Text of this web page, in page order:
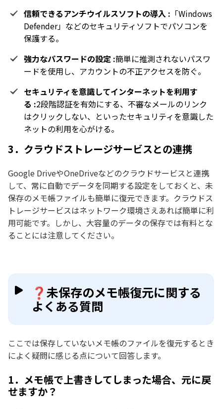
信頼できるアンチウイルスソフトの導入 : 「Windows
Defender」などのセキュリティソフトでパソコンを
保護する。
強力なパスワードの設定 :簡単に推測されないパスワ
ードを使用し、アカウントの不正アクセスを防ぐ。
セキュリティを意識してインターネットを利用す
る :2段階認証を有効にする、不審なメールのリンク
はクリックしない、といったセキュリティを意識した
ネットの利用を心がける。
3．クラウドストレージサービスとの連携
Google DriveやOneDriveなどのクラウドサービスと連携
して、常に自動でデータを同期する設定をしておくと、未
保存のメモ帳ファイルも簡単に復元できます。クラウドス
トレージサービスはネットワーク環境さえあれば簡単に利
用可能です。しかし、大容量のデータの保存では有料とな
ることには注意してください。
❓未保存のメモ帳復元に関する
よくある質問
ここでは保存していないメモ帳のファイルを復元するとき
によく疑問に感じる点について回答します。
1．メモ帳で上書きしてしまった場合、元に戻
せますか？